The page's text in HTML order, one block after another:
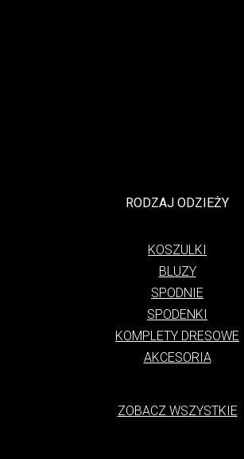
RODZAJ ODZIEŻY
KOSZULKI
BLUZY
SPODNIE
SPODENKI
KOMPLETY DRESOWE
AKCESORIA
ZOBACZ WSZYSTKIE